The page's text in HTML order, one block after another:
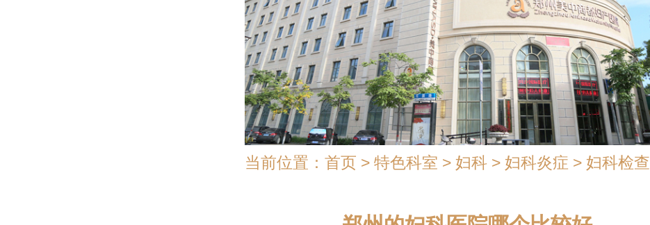
当前位置： 首页 > 特色科室 > 妇科 > 妇科炎症 > 妇科检查